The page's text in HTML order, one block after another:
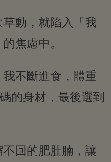
動，就陷入「我
焦慮中。
不斷進食，體重
的身材，最後選到
回的肥肚腩，讓